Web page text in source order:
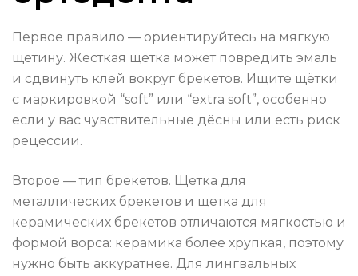
Первое правило — ориентируйтесь на мягкую
щетину. Жёсткая щётка может повредить эмаль
и сдвинуть клей вокруг брекетов. Ищите щётки
с маркировкой “soft” или “extra soft”, особенно
если у вас чувствительные дёсны или есть риск
рецессии.
Второе — тип брекетов. Щетка для
металлических брекетов и щетка для
керамических брекетов отличаются мягкостью и
формой ворса: керамика более хрупкая, поэтому
нужно быть аккуратнее. Для лингвальных